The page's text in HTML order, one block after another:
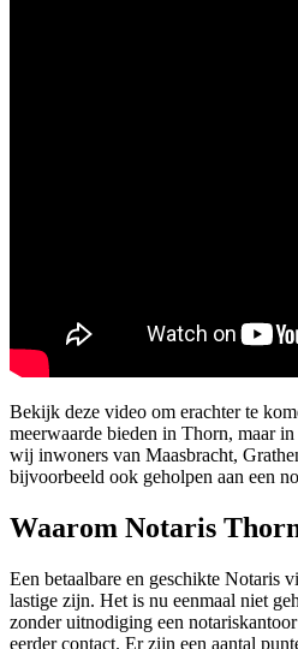
Bekijk deze video om erachter te
meerwaarde bieden in Thorn, maar
wij inwoners van Maasbracht,
bijvoorbeeld ook geholpen aan een
Waarom Notaris
Een betaalbare en geschikte Notaris
lastige zijn. Het is nu eenmaal niet
zonder uitnodiging een
eerder contact. Er zijn een aantal